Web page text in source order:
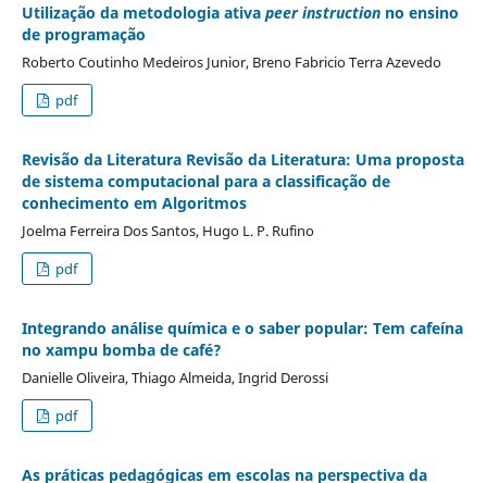
Utilização da metodologia ativa peer instructionno ensino
de programação
Roberto Coutinho Medeiros Junior, Breno Fabricio Terra Azevedo
pdf
Revisão da Literatura Revisão da Literatura: Uma proposta
de sistema computacional para a classificação de
conhecimento em Algoritmos
Joelma Ferreira Dos Santos, Hugo L. P. Rufino
pdf
Integrando análise química e o saber popular: Tem cafeína
no xampu bomba de café?
Danielle Oliveira, Thiago Almeida, Ingrid Derossi
pdf
As práticas pedagógicas em escolas na perspectiva da